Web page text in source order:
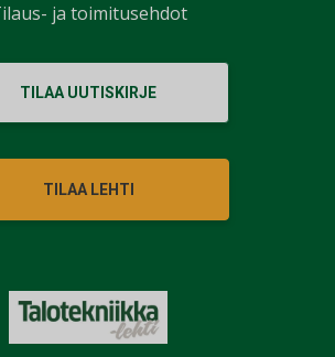
TILAA UUTISKIRJE
TILAA LEHTI
ja toimitusehdot